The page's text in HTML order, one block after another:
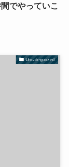
でやっていこ
Uncategorized